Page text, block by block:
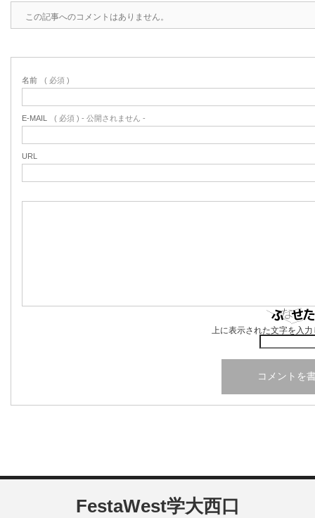
この記事へのコメントはありません。
名前 ( 必須 )
E-MAIL ( 必須 ) - 公開されません -
URL
上に表示された文字を入
FestaWest学大西口